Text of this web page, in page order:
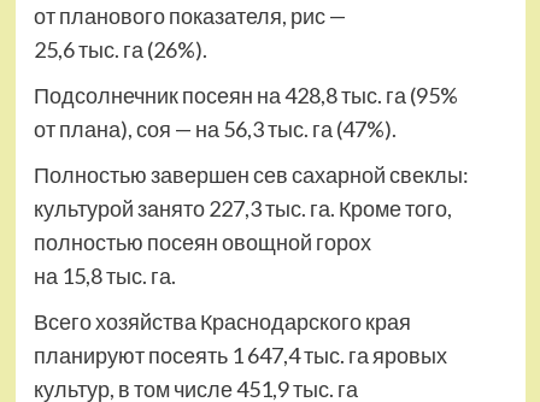
от планового показателя, рис —
25,6 тыс. га (26%).
Подсолнечник посеян на 428,8 тыс. га (95%
от плана), соя — на 56,3 тыс. га (47%).
Полностью завершен сев сахарной свеклы:
культурой занято 227,3 тыс. га. Кроме того,
полностью посеян овощной горох
на 15,8 тыс. га.
Всего хозяйства Краснодарского края
планируют посеять 1 647,4 тыс. га яровых
культур, в том числе 451,9 тыс. га